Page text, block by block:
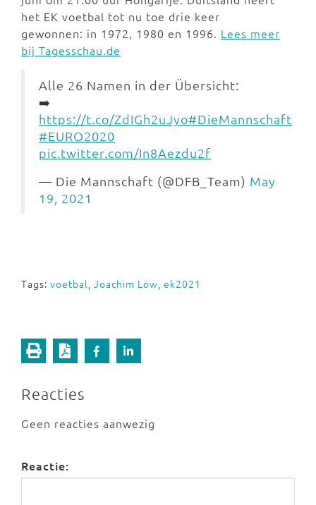
het EK voetbal tot nu toe drie keer
gewonnen: in 1972, 1980 en 1996. Lees meer
bij Tagesschau.de
Alle 26 Namen in der Übersicht:
➡️
https://t.co/ZdIGh2uJyo#DieMannschaft
#EURO2020
pic.twitter.com/In8Aezdu2f
— Die Mannschaft (@DFB_Team) May
19, 2021
Tags: voetbal, Joachim Löw, ek2021
Reacties
Geen reacties aanwezig
Reactie: